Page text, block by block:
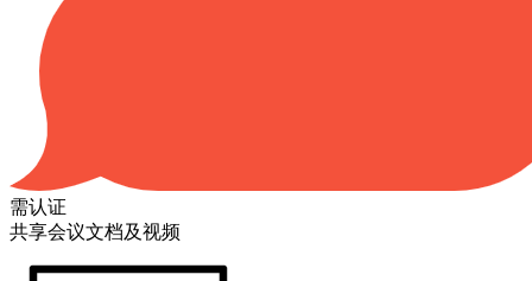
需认证
共享会议文档及视频